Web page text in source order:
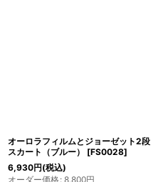
オーロラフィルムとジョーゼット2段
スカート（ブルー）
[FS0028]
6,930円(税込)
オーダー価格: 8,800円